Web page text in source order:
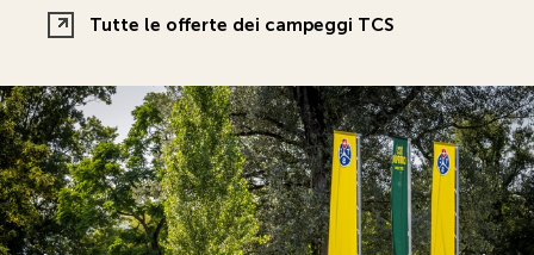
Tutte le offerte dei campeggi TCS